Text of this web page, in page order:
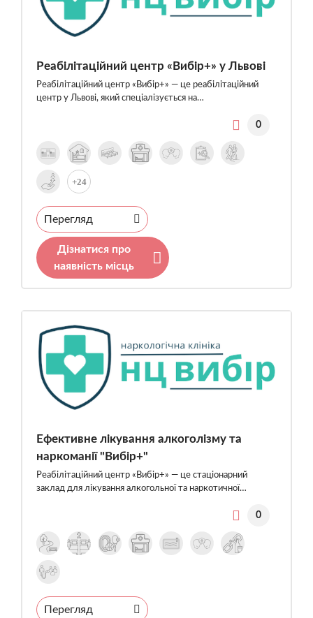
Реабілітаційний центр «Вибір+» у Львові
Реабілітаційний центр «Вибір+» — це реабілітаційний
центр у Львові, який спеціалізується на…
0
+24
Перегляд
Дізнатися про
наявність місць
Ефективне лікування алкоголізму та
наркоманії "Вибір+"
Реабілітаційний центр «Вибір+» — це стаціонарний
заклад для лікування алкогольної та наркотичної…
0
Перегляд